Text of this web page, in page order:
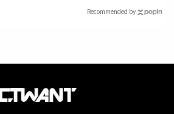
Recommended by